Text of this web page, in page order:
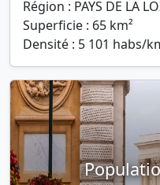
Région : PAYS DE LA
Superficie : 65 km²
Densité : 5 101 habs/